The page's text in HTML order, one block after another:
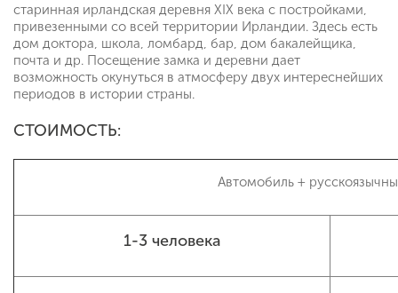
старинная ирландская деревня XIX века с постройками,
привезенными со всей территории Ирландии. Здесь есть
дом доктора, школа, ломбард, бар, дом бакалейщика,
почта и др. Посещение замка и деревни дает
возможность окунуться в атмосферу двух интереснейших
периодов в истории страны.
СТОИМОСТЬ:
Автомобиль +
1-3 человека